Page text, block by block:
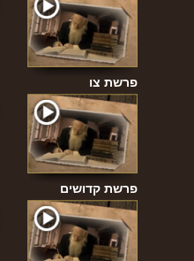
פרשת צו
פרשת קדושים